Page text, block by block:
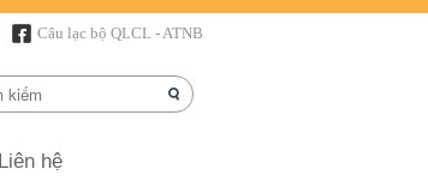
Câu lạc bộ QLCL - ATNB
Liên hệ